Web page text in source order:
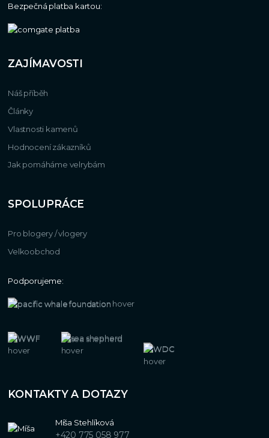
Bezpečná platba kartou:
ZAJÍMAVOSTI
Náš příběh
Články
Vlastnosti kamenů
Hodnocení zákazníků
Jak pomáháme velrybám
SPOLUPRÁCE
Pro blogery / vlogery
Velkoobchod
Podporujeme:
KONTAKTY A DOTAZY
Míša Stehlíková
+420 775 058 977